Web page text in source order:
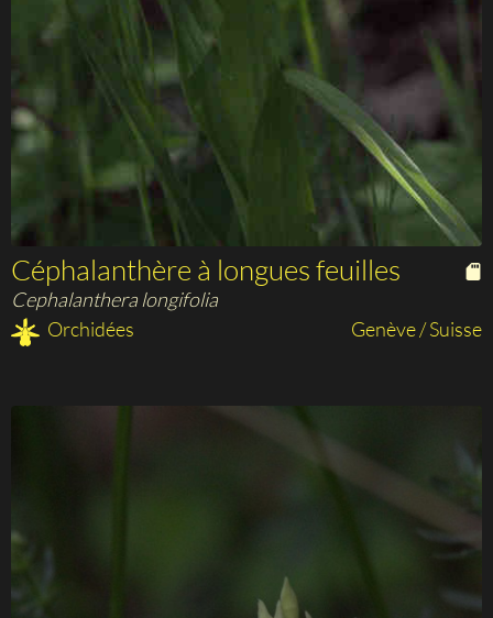
Céphalanthère à longues feuilles
Cephalanthera longifolia
Orchidées
Genève / Suisse